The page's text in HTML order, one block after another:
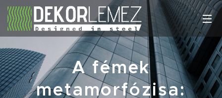
A fémek
metamorfózisa: